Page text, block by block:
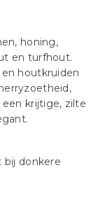
honing,
en turfhout.
houtkruiden
krijtige, zilte
bij donkere